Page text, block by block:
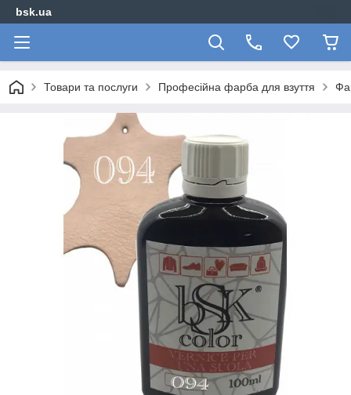
bsk.ua
Товари та послуги Професійна фарба для взуття